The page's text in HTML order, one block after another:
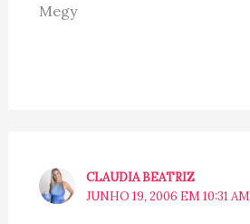
Megy
CLAUDIA BEATRIZ
JUNHO 19, 2006 EM 10:31 AM